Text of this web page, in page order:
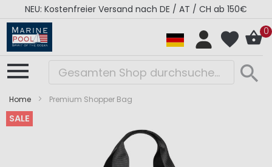
NEU: Kostenfreier Versand nach DE / AT / CH ab 150€
0
Home Premium Shopper Bag
SALE
Zum
Zum